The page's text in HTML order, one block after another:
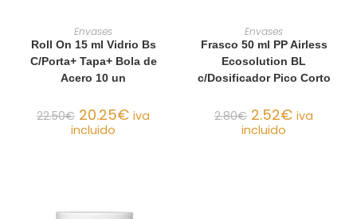
AÑADIR AL CARRITO
Envases
Roll On 15 ml Vidrio Bs
C/Porta+ Tapa+ Bola de
Acero 10 un
22.50€ 20.25€ iva
incluido
AÑADIR AL CARRITO
Envases
Frasco 50 ml PP Airless
Ecosolution BL
c/Dosificador Pico Corto
2.80€ 2.52€ iva
incluido